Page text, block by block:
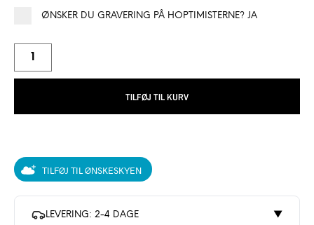
ØNSKER DU GRAVERING PÅ HOPTIMISTERNE? JA
TILFØJ TIL KURV
TILFØJ TIL ØNSKESKYEN
LEVERING: 2-4 DAGE ▼